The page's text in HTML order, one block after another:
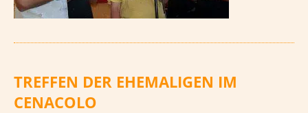
TREFFEN DER EHEMALIGEN IM
CENACOLO